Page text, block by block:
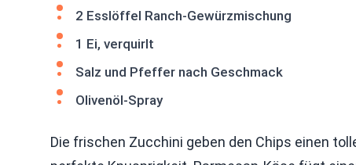
2 Esslöffel Ranch-Gewürzmischung
1 Ei, verquirlt
Salz und Pfeffer nach Geschmack
Olivenöl-Spray
Die frischen Zucchini geben den Chips einen